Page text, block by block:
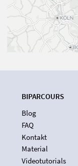
BIPARCOURS
Blog
FAQ
Kontakt
Material
Videotutorials